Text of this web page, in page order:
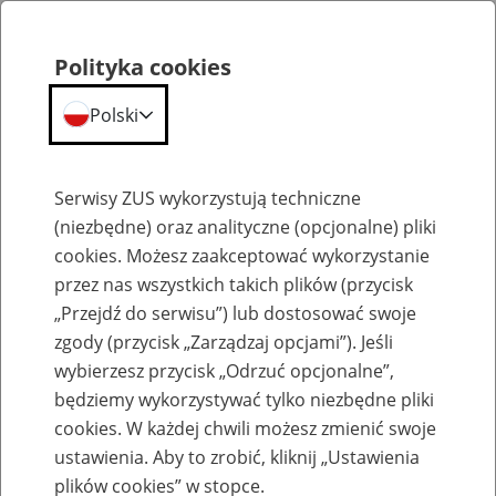
Emerytury
Baza zlikwidowanych lub
przekształconych zakładów pracy
Polityka cookies
Polski
Serwisy ZUS wykorzystują techniczne
(niezbędne) oraz analityczne (opcjonalne) pliki
cookies. Możesz zaakceptować wykorzystanie
przez nas wszystkich takich plików (przycisk
„Przejdź do serwisu”) lub dostosować swoje
zgody (przycisk „Zarządzaj opcjami”). Jeśli
wybierzesz przycisk „Odrzuć opcjonalne”,
będziemy wykorzystywać tylko niezbędne pliki
cookies. W każdej chwili możesz zmienić swoje
ustawienia. Aby to zrobić, kliknij „Ustawienia
plików cookies” w stopce.